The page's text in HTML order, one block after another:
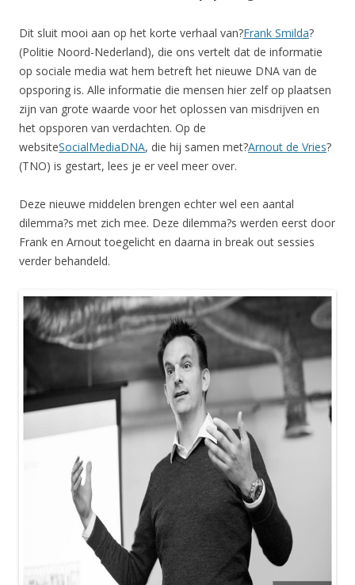
Dit sluit mooi aan op het korte verhaal van?Frank Smilda?
(Politie Noord-Nederland), die ons vertelt dat de informatie
op sociale media wat hem betreft het nieuwe DNA van de
opsporing is. Alle informatie die mensen hier zelf op plaatsen
zijn van grote waarde voor het oplossen van misdrijven en
het opsporen van verdachten. Op de
websiteSocialMediaDNA, die hij samen met?Arnout de Vries?
(TNO) is gestart, lees je er veel meer over.
Deze nieuwe middelen brengen echter wel een aantal
dilemma?s met zich mee. Deze dilemma?s werden eerst door
Frank en Arnout toegelicht en daarna in break out sessies
verder behandeld.